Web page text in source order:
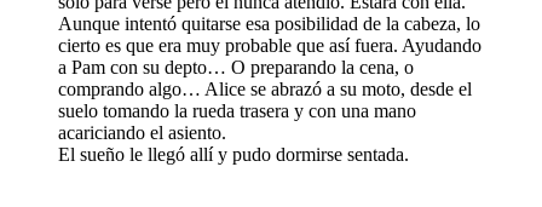
Aunque intentó quitarse esa posibilidad de la cabeza, lo
cierto es que era muy probable que así fuera. Ayudando
a Pam con su depto… O preparando la cena, o
comprando algo… Alice se abrazó a su moto, desde el
suelo tomando la rueda trasera y con una mano
acariciando el asiento.
El sueño le llegó allí y pudo dormirse sentada.